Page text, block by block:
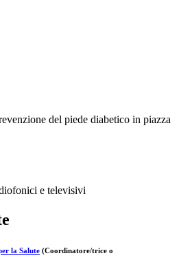
del piede diabetico in piazza
e televisivi
la Salute (Coordinatore/trice o